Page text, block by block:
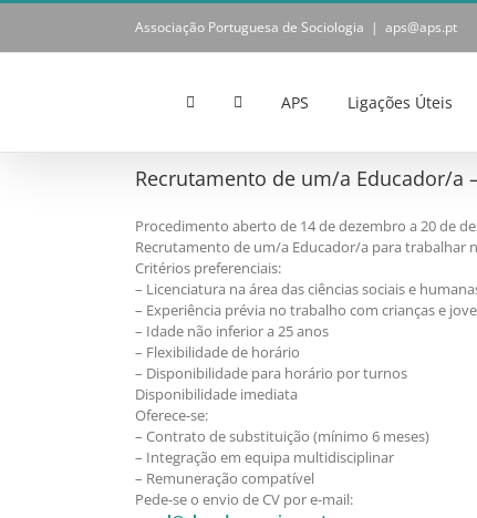
Skip
content
Associação Portuguesa de Sociologia | aps@aps.pt
APS Ligações Úteis
Recrutamento de um/a Educador/a
Procedimento aberto de 14 de dezembro a 20 de
Recrutamento de um/a Educador/a para trabalhar
Critérios preferenciais:
– Licenciatura na área das ciências sociais e
– Experiência prévia no trabalho com crianças e
– Idade não inferior a 25 anos
– Flexibilidade de horário
– Disponibilidade para horário por turnos
Disponibilidade imediata
Oferece-se:
– Contrato de substituição (mínimo 6 meses)
– Integração em equipa multidisciplinar
– Remuneração compatível
Pede-se o envio de CV por e-mail: